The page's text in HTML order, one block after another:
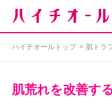
ハイチオールトップ 肌トラ
肌荒れを改善す